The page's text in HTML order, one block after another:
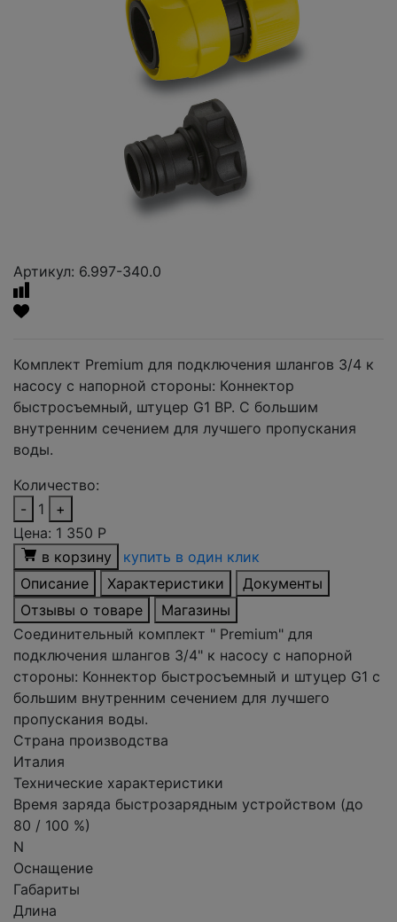
Артикул: 6.997-340.0
Комплект Premium для подключения шлангов 3/4 к
насосу с напорной стороны: Коннектор
быстросъемный, штуцер G1 ВР. С большим
внутренним сечением для лучшего пропускания
воды.
Количество:
-
1
+
Цена: 1 350 Р
в корзину
купить в один клик
Описание
Характеристики
Документы
Отзывы о товаре
Магазины
Соединительный комплект " Premium" для
подключения шлангов 3/4" к насосу с напорной
стороны: Коннектор быстросъемный и штуцер G1 с
большим внутренним сечением для лучшего
пропускания воды.
Страна производства
Италия
Технические характеристики
Время заряда быстрозарядным устройством (до
80 / 100 %)
N
Оснащение
Габариты
Длина